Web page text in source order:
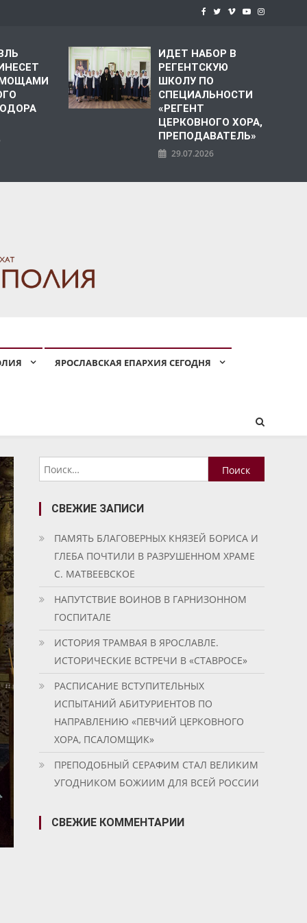
МОЩАМИ
ИДЕТ НАБОР В
РЕГЕНТСКУЮ
ШКОЛУ ПО
СПЕЦИАЛЬНОСТИ
«РЕГЕНТ
ЦЕРКОВНОГО ХОРА,
ПРЕПОДАВАТЕЛЬ»
29.07.2026
ЯРОСЛАВСКАЯ ЕПАРХИЯ СЕГОДНЯ
Найти:
СВЕЖИЕ ЗАПИСИ
ПАМЯТЬ БЛАГОВЕРНЫХ КНЯЗЕЙ БОРИСА И
ГЛЕБА ПОЧТИЛИ В РАЗРУШЕННОМ ХРАМЕ
С. МАТВЕЕВСКОЕ
НАПУТСТВИЕ ВОИНОВ В ГАРНИЗОННОМ
ГОСПИТАЛЕ
ИСТОРИЯ ТРАМВАЯ В ЯРОСЛАВЛЕ.
ИСТОРИЧЕСКИЕ ВСТРЕЧИ В «СТАВРОСЕ»
РАСПИСАНИЕ ВСТУПИТЕЛЬНЫХ
ИСПЫТАНИЙ АБИТУРИЕНТОВ ПО
НАПРАВЛЕНИЮ «ПЕВЧИЙ ЦЕРКОВНОГО
ХОРА, ПСАЛОМЩИК»
ПРЕПОДОБНЫЙ СЕРАФИМ СТАЛ ВЕЛИКИМ
УГОДНИКОМ БОЖИИМ ДЛЯ ВСЕЙ РОССИИ
СВЕЖИЕ КОММЕНТАРИИ